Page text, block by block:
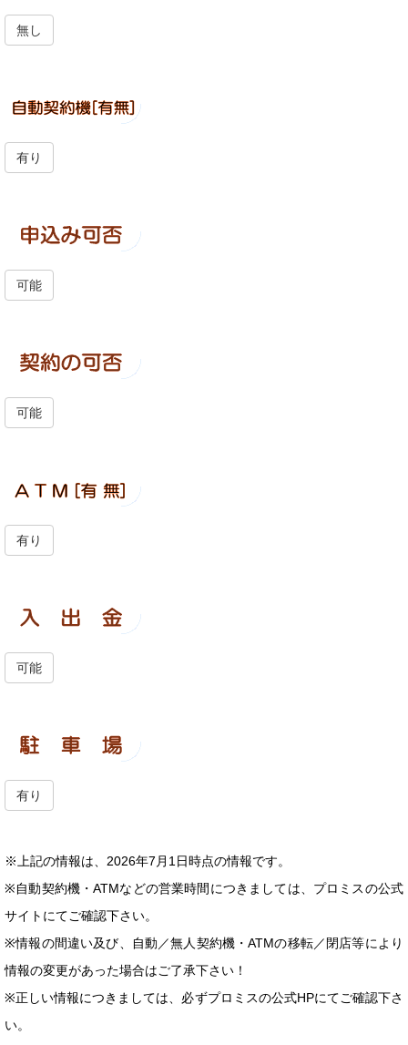
無し
有り
可能
可能
有り
可能
有り
※上記の情報は、2026年7月1日時点の情報です。
※自動契約機・ATMなどの営業時間につきましては、プロミスの公式
サイトにてご確認下さい。
※情報の間違い及び、自動／無人契約機・ATMの移転／閉店等により
情報の変更があった場合はご了承下さい！
※正しい情報につきましては、必ずプロミスの公式HPにてご確認下さ
い。